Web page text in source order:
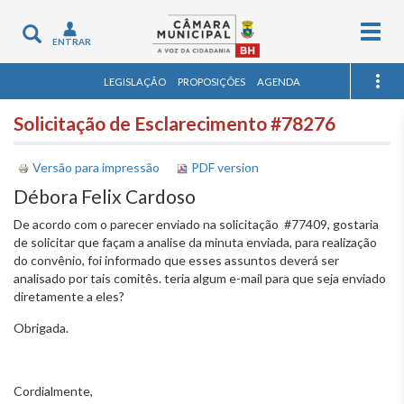
Toggle
navigation
ENTRAR
LEGISLAÇÃO PROPOSIÇÕES AGENDA
Solicitação de Esclarecimento #78276
Versão para impressão PDF version
Débora Felix Cardoso
De acordo com o parecer enviado na solicitação #77409, gostaria
de solicitar que façam a analise da minuta enviada, para realização
do convênio, foi informado que esses assuntos deverá ser
analisado por tais comitês. teria algum e-mail para que seja enviado
diretamente a eles?
Obrigada.
Cordialmente,